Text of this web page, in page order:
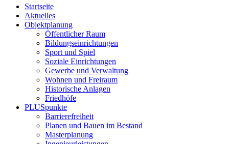
Startseite
Aktuelles
Objektplanung
Öffentlicher Raum
Bildungseinrichtungen
Sport und Spiel
Soziale Einrichtungen
Gewerbe und Verwaltung
Wohnen und Freiraum
Historische Anlagen
Friedhöfe
PLUSpunkte
Barrierefreiheit
Planen und Bauen im Bestand
Masterplanung